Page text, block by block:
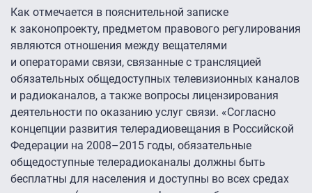
Как отмечается в пояснительной записке
к законопроекту, предметом правового регулирования
являются отношения между вещателями
и операторами связи, связанные с трансляцией
обязательных общедоступных телевизионных каналов
и радиоканалов, а также вопросы лицензирования
деятельности по оказанию услуг связи. «Согласно
концепции развития телерадиовещания в Российской
Федерации на 2008–2015 годы, обязательные
общедоступные телерадиоканалы должны быть
бесплатны для населения и доступны во всех средах